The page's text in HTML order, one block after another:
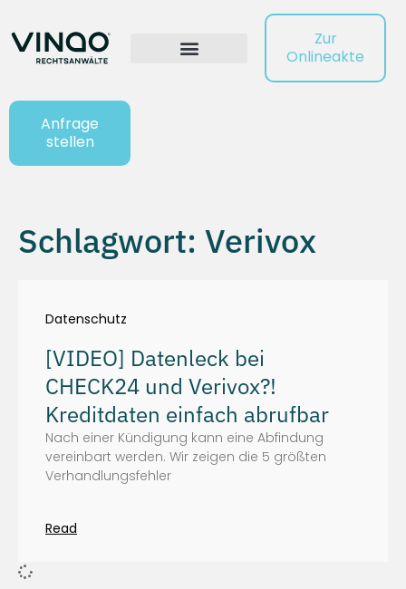
Zur
Onlineakte
Anfrage
stellen
Schlagwort: Verivox
Datenschutz
[VIDEO] Datenleck bei
CHECK24 und Verivox?!
Kreditdaten einfach abrufbar
Nach einer Kündigung kann eine Abfindung
vereinbart werden. Wir zeigen die 5 größten
Verhandlungsfehler
Read